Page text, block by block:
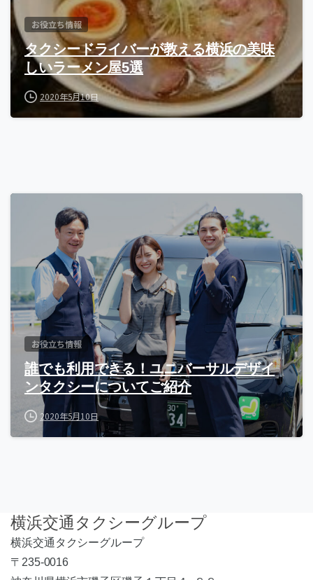
お役立ち情報
タクシードライバーが教える横浜の美味
しいラーメン屋5選
2020年5月10日
お役立ち情報
誰でも利用できる！ユニバーサルデザイ
ンタクシーについてご紹介
2020年5月10日
横浜交通タクシーグループ
横浜交通タクシーグループ
〒235-0016